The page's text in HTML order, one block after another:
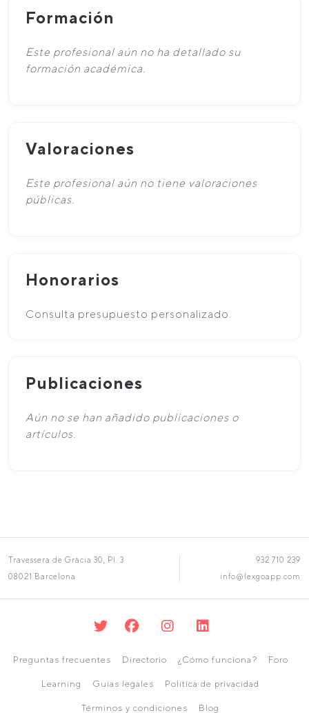
Formación
Este profesional aún no ha detallado su
formación académica.
Valoraciones
Este profesional aún no tiene valoraciones
públicas.
Honorarios
Consulta presupuesto personalizado.
Publicaciones
Aún no se han añadido publicaciones o
artículos.
Travessera de Gràcia 30, Pl. 3
08021 Barcelona
932 710 239
info@lexgoapp.com
Preguntas frecuentes Directorio ¿Cómo funciona? Foro
Learning Guías legales Política de privacidad
Términos y condiciones Blog